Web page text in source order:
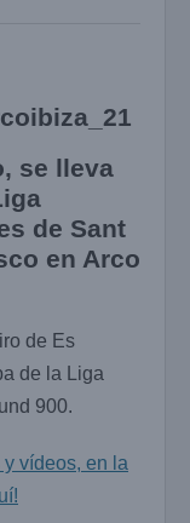
se lleva
de Sant
en Arco
de Es
de la Liga
900.
vídeos, en la